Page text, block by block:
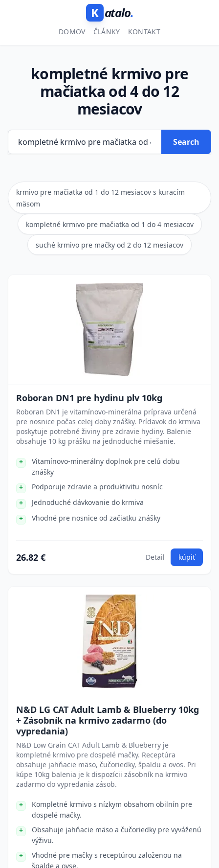
K atalo.
DOMOV ČLÁNKY KONTAKT
kompletné krmivo pre
mačiatka od 4 do 12
mesiacov
Search
krmivo pre mačiatka od 1 do 12 mesiacov s kuracím
mäsom
kompletné krmivo pre mačiatka od 1 do 4 mesiacov
suché krmivo pre mačky od 2 do 12 mesiacov
Roboran DN1 pre hydinu plv 10kg
Roboran DN1 je vitamínovo-minerálna príprava určená
pre nosnice počas celej doby znášky. Prídavok do krmiva
poskytuje potrebné živiny pre zdravie hydiny. Balenie
obsahuje 10 kg prášku na jednoduché miešanie.
Vitamínovo-minerálny doplnok pre celú dobu
znášky
Podporuje zdravie a produktivitu nosníc
Jednoduché dávkovanie do krmiva
Vhodné pre nosnice od začiatku znášky
26.82 € Detail kúpiť
N&D LG CAT Adult Lamb & Blueberry 10kg
+ Zásobník na krmivo zadarmo (do
vypredania)
N&D Low Grain CAT Adult Lamb & Blueberry je
kompletné krmivo pre dospelé mačky. Receptúra
obsahuje jahňacie mäso, čučoriedky, špaldu a ovos. Pri
kúpe 10kg balenia je k dispozícii zásobník na krmivo
zadarmo do vypredania zásob.
Kompletné krmivo s nízkym obsahom obilnín pre
dospelé mačky.
Obsahuje jahňacie mäso a čučoriedky pre vyváženú
výživu.
Vhodné pre mačky s receptúrou založenou na
špalde a ovse.